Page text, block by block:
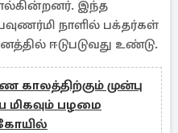
இந்த
நாளில் பக்தர்கள்
ஈடுபடுவது உண்டு.
காலத்திற்கும் முன்பு
பழமை